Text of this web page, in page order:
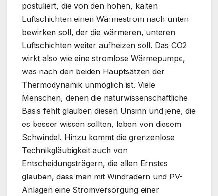
postuliert, die von den hohen, kalten
Luftschichten einen Wärmestrom nach unten
bewirken soll, der die wärmeren, unteren
Luftschichten weiter aufheizen soll. Das CO2
wirkt also wie eine stromlose Wärmepumpe,
was nach den beiden Hauptsätzen der
Thermodynamik unmöglich ist. Viele
Menschen, denen die naturwissenschaftliche
Basis fehlt glauben diesen Unsinn und jene, die
es besser wissen sollten, leben von diesem
Schwindel. Hinzu kommt die grenzenlose
Technikgläubigkeit auch von
Entscheidungsträgern, die allen Ernstes
glauben, dass man mit Windrädern und PV-
Anlagen eine Stromversorgung einer